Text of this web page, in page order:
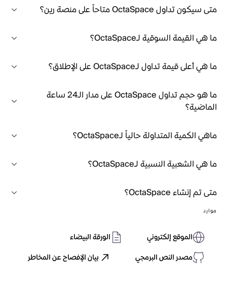
متى سيكون تداول OctaSpace متاحاً على منصة رين؟
ما هي القيمة السوقية لـOctaSpace؟
ما هي أعلى قيمة تداول لـOctaSpace على الإطلاق؟
ما هو حجم تداول OctaSpace على مدار الـ24 ساعة
الماضية؟
ماهي الكمية المتداولة حالياً لـOctaSpace؟
ما هي الشعبية النسبية لـOctaSpace؟
متى تم إنشاء OctaSpace؟
موارد
الموقع إلكتروني
الورقة البيضاء
مصدر النص البرمجي
بيان الإفصاح عن المخاطر